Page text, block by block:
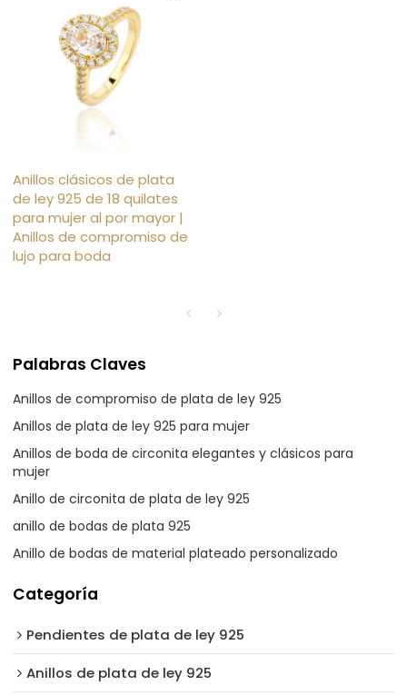
Anillos clásicos de plata
de ley 925 de 18 quilates
para mujer al por mayor |
Anillos de compromiso de
lujo para boda
Palabras Claves
Anillos de compromiso de plata de ley 925
Anillos de plata de ley 925 para mujer
Anillos de boda de circonita elegantes y clásicos para
mujer
Anillo de circonita de plata de ley 925
anillo de bodas de plata 925
Anillo de bodas de material plateado personalizado
Categoría
Pendientes de plata de ley 925
Anillos de plata de ley 925